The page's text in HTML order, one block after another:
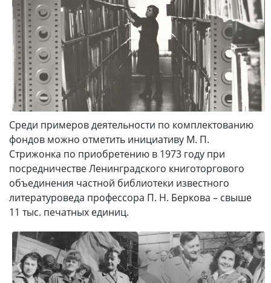
Среди примеров деятельности по комплектованию
фондов можно отметить инициативу М. П.
Стрижонка по приобретению в 1973 году при
посредничестве Ленинградского книготоргового
объединения частной библиотеки известного
литературоведа профессора П. Н. Беркова – свыше
11 тыс. печатных единиц.